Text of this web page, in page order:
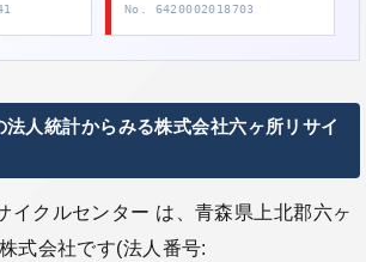
No. 6420002018703
法人統計からみる株式会社六ヶ所リサイ
イクルセンター は、青森県上北郡六ヶ
式会社です(法人番号: